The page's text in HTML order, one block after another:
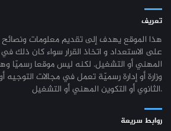
تعريف
هذا الموقع يهدف إلى تقديم معلومات
على الاستعداد و اتخاذ القرار سواء كان ذلك في
المهني أو التشغيل. لكنه ليس موقعا رسميّا
وزارة أو إدارة رسميّة تعمل في مجالات التوجيه
الثانوي أو التكوين المهني أو التشغيل.
روابط سريعة